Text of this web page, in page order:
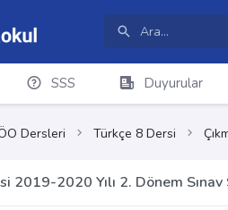
SSS Duyurular
Dersleri Türkçe 8 Dersi
2019-2020 Yılı 2. Dönem Sınav